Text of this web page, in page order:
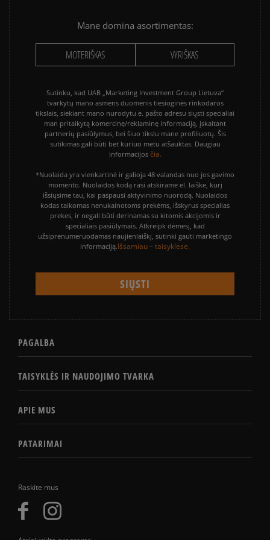
Raskite mus
Mane domina asortimentas:
MOTERIŠKAS VYRIŠKAS
Sutinku, kad UAB „Marketing Investment Group Lietuva“
tvarkytų mano asmens duomenis tiesioginės rinkodaros
tikslais, siekiant mano nurodytu e. pašto adresu siųsti specialiai
man pritaikytą komercinę/reklaminę informaciją, įskaitant
partnerių pasiūlymus, bei šiuo tikslu mane profiliuotų. Šis
sutikimas gali būti bet kuriuo metu atšauktas. Daugiau
informacijos čia.
*Nuolaida yra vienkartinė ir galioja 48 valandas nuo jos gavimo
momento. Nuolaidos kodą rasi atskirame el. laiške, kurį
išsiųsime tau, kai paspausi aktyvinimo nuorodą. Nuolaidos
kodas taikomas nenukainotoms prekėms, išskyrus specialias
prekes, ir negali būti derinamas su kitomis akcijomis ir
specialiais pasiūlymais. Atkreipk dėmesį, kad
užsiprenumeruodamas naujienlaiškį, sutinki gauti marketingo
informaciją.Išsamiau – taisyklėse.
PAGALBA
TAISYKLĖS IR NAUDOJIMO TVARKA
APIE MUS
PATARIMAI